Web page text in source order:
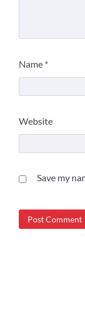
Name *
Website
Save my